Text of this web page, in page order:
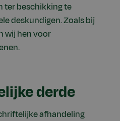
ter beschikking te
deskundigen. Zoals bij
wij hen voor
derde
afhandeling